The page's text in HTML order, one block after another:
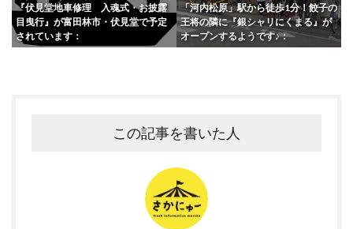
『伏見堂地車修理 入魂式・お披露
目曳行』が富田林市・伏見堂で予定
されています：
「河内松原」駅から徒歩1分！餃子の
王将の隣に『銀シャリにくまる』が
オープンするようです♪：
この記事を書いた人